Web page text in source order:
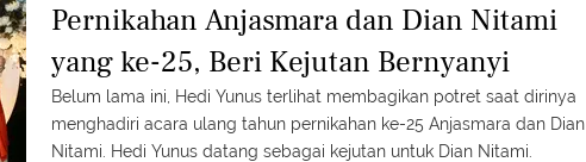
Pernikahan Anjasmara dan Dian Nitami
yang ke-25, Beri Kejutan Bernyanyi
Belum lama ini, Hedi Yunus terlihat membagikan potret saat dirinya
menghadiri acara ulang tahun pernikahan ke-25 Anjasmara dan Dian
Nitami. Hedi Yunus datang sebagai kejutan untuk Dian Nitami.